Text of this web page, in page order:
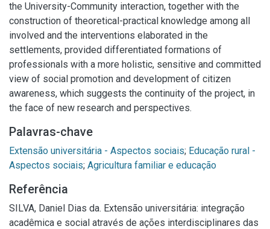
the University-Community interaction, together with the
construction of theoretical-practical knowledge among all
involved and the interventions elaborated in the
settlements, provided differentiated formations of
professionals with a more holistic, sensitive and committed
view of social promotion and development of citizen
awareness, which suggests the continuity of the project, in
the face of new research and perspectives.
Palavras-chave
Extensão universitária - Aspectos sociais; Educação rural -
Aspectos sociais; Agricultura familiar e educação
Referência
SILVA, Daniel Dias da. Extensão universitária: integração
acadêmica e social através de ações interdisciplinares das